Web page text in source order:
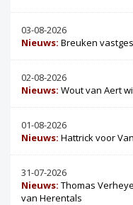
03-08-2026
Nieuws: Breuken
02-08-2026
Nieuws: Wout van Aert
01-08-2026
Nieuws: Hattrick voor
31-07-2026
Nieuws: Thomas
van Herentals